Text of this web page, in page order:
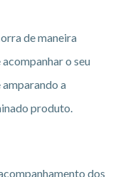
de maneira
o seu
a
produto.
dos